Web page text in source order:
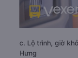
c. Lộ trình, giờ
Hưng